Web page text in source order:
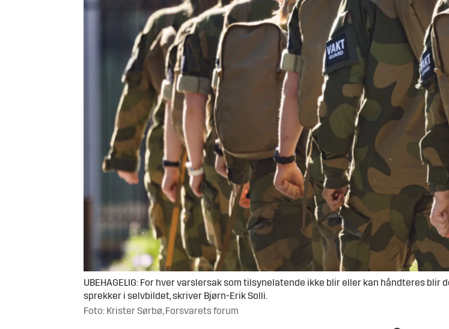
UBEHAGELIG: For hver varslersak som tilsynelatende ikke blir eller kan håndteres
sprekker i selvbildet, skriver Bjørn-Erik Solli.
Foto: Krister Sørbø, Forsvarets forum